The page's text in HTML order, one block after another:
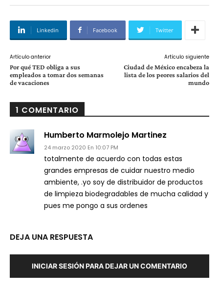
Linkedin Facebook Twitter
Artículo anterior
Por qué TED obliga a sus
empleados a tomar dos semanas
de vacaciones
Artículo siguiente
Ciudad de México encabeza la
lista de los peores salarios del
mundo
1 COMENTARIO
Humberto Marmolejo Martinez
24 marzo 2020 En 10:07 PM
totalmente de acuerdo con todas estas
grandes empresas de cuidar nuestro medio
ambiente, .yo soy de distribuidor de productos
de limpieza biodegradables de mucha calidad y
pues me pongo a sus ordenes
DEJA UNA RESPUESTA
INICIAR SESIÓN PARA DEJAR UN COMENTARIO